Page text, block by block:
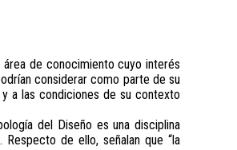
de conocimiento cuyo interés
considerar como parte de su
a las condiciones de su contexto
del Diseño es una disciplina
de ello, señalan que “la